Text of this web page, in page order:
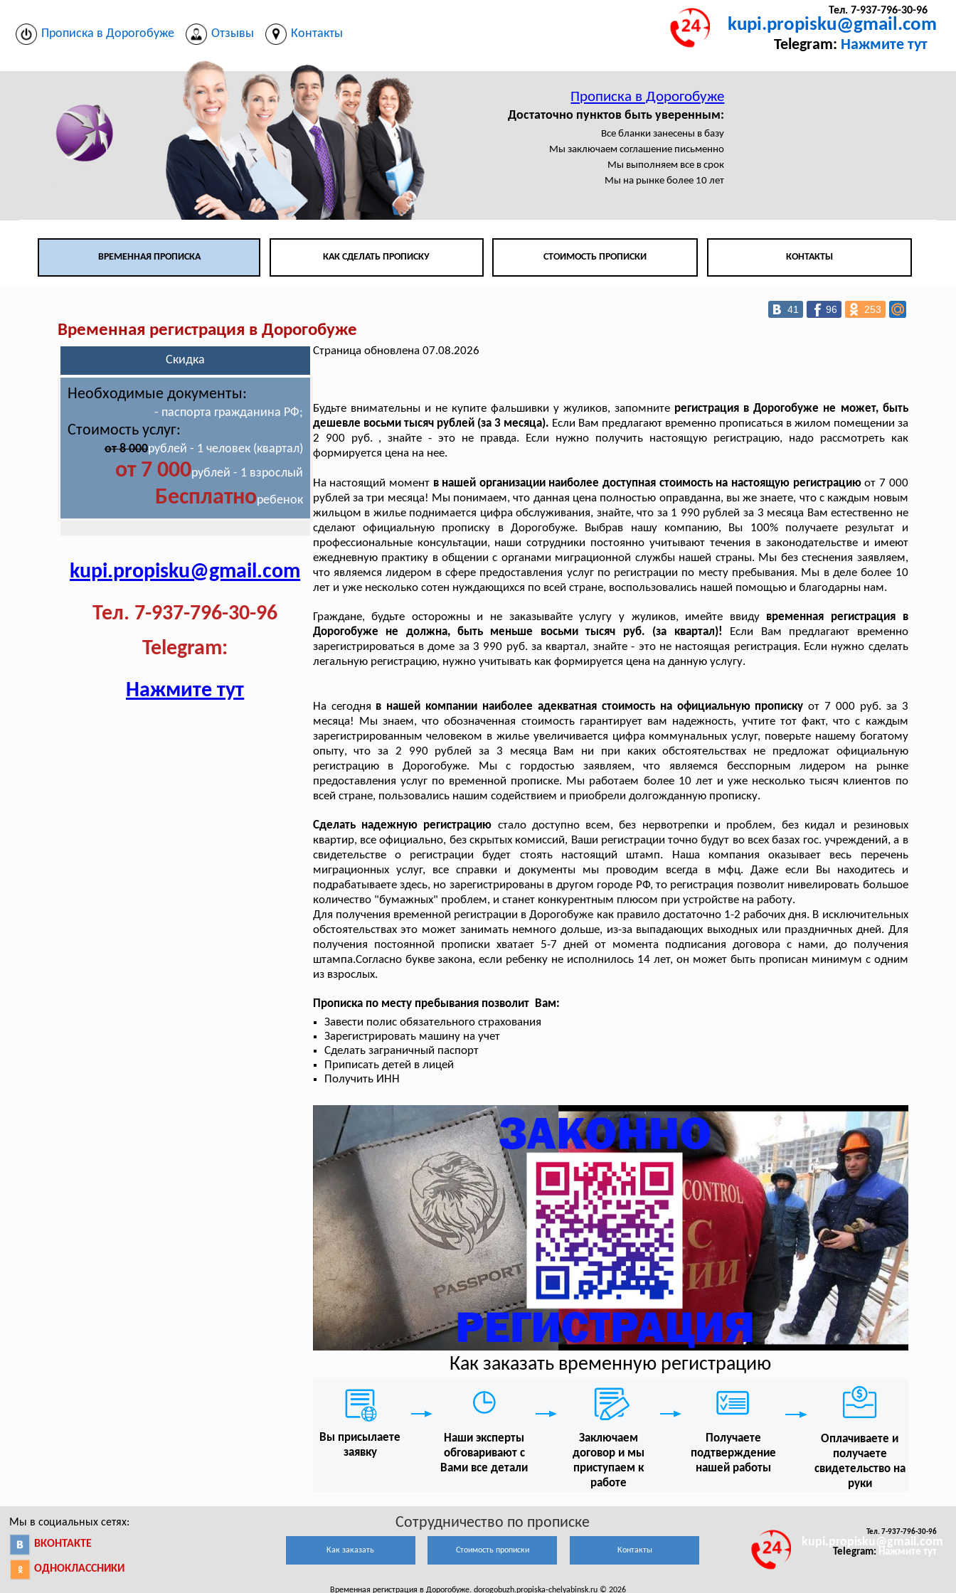
Прописка в Дорогобуже Отзывы Контакты
Тел. 7-937-796-30-96
kupi.propisku@gmail.com
Telegram: Нажмите тут
Прописка в Дорогобуже
Достаточно пунктов быть уверенным:
Все бланки занесены в базу
Мы заключаем соглашение письменно
Мы выполняем все в срок
Мы на рынке более 10 лет
ВРЕМЕННАЯ ПРОПИСКА КАК СДЕЛАТЬ ПРОПИСКУ СТОИМОСТЬ ПРОПИСКИ КОНТАКТЫ
41 96 253
Временная регистрация в Дорогобуже
Скидка
Необходимые документы:
- паспорта гражданина РФ;
Стоимость услуг:
от 8 000рублей - 1 человек (квартал)
от 7 000рублей - 1 взрослый
Бесплатноребенок
kupi.propisku@gmail.com
Тел. 7-937-796-30-96
Telegram:
Нажмите тут
Страница обновлена 07.08.2026
Будьте внимательны и не купите фальшивки у жуликов, запомните регистрация в Дорогобуже не может, быть
дешевле восьми тысяч рублей (за 3 месяца). Если Вам предлагают временно прописаться в жилом помещении за
2 900 руб. , знайте - это не правда. Если нужно получить настоящую регистрацию, надо рассмотреть как
формируется цена на нее.
На настоящий моментв нашей организации наиболее доступная стоимость на настоящую регистрациюот 7 000
рублей за три месяца! Мы понимаем, что данная цена полностью оправданна, вы же знаете, что с каждым новым
жильцом в жилье поднимается цифра обслуживания, знайте, что за 1 990 рублей за 3 месяца Вам естественно не
сделают официальную прописку в Дорогобуже. Выбрав нашу компанию, Вы 100% получаете результат и
профессиональные консультации, наши сотрудники постоянно учитывают течения в законодательстве и имеют
ежедневную практику в общении с органами миграционной службы нашей страны. Мы без стеснения заявляем,
что являемся лидером в сфере предоставления услуг по регистрации по месту пребывания. Мы в деле более 10
лет и уже несколько сотен нуждающихся по всей стране, воспользовались нашей помощью и благодарны нам.
Граждане, будьте осторожны и не заказывайте услугу у жуликов, имейте ввиду временная регистрация в
Дорогобуже не должна, быть меньше восьми тысяч руб. (за квартал)!
Если Вам предлагают временно
зарегистрироваться в доме за 3 990 руб. за квартал, знайте - это не настоящая регистрация. Если нужно сделать
легальную регистрацию, нужно учитывать как формируется цена на данную услугу.
На сегодня в нашей компании наиболее адекватная стоимость на официальную пропискуот 7 000 руб. за 3
месяца! Мы знаем, что обозначенная стоимость гарантирует вам надежность, учтите тот факт, что с каждым
зарегистрированным человеком в жилье увеличивается цифра коммунальных услуг, поверьте нашему богатому
опыту, что за 2 990 рублей за 3 месяца Вам ни при каких обстоятельствах не предложат официальную
регистрацию в Дорогобуже. Мы с гордостью заявляем, что являемся бесспорным лидером на рынке
предоставления услуг по временной прописке. Мы работаем более 10 лет и уже несколько тысяч клиентов по
всей стране, пользовались нашим содействием и приобрели долгожданную прописку.
Сделать надежную регистрацию стало доступно всем, без нервотрепки и проблем, без кидал и резиновых
квартир, все официально, без скрытых комиссий, Ваши регистрации точно будут во всех базах гос. учреждений, а в
свидетельстве о регистрации будет стоять настоящий штамп. Наша компания оказывает весь перечень
миграционных услуг, все справки и документы мы проводим всегда в мфц. Даже если Вы находитесь и
подрабатываете здесь, но зарегистрированы в другом городе РФ, то регистрация позволит нивелировать большое
количество "бумажных" проблем, и станет конкурентным плюсом при устройстве на работу.
Для получения временной регистрации в Дорогобуже как правило достаточно 1-2 рабочих дня. В исключительных
обстоятельствах это может занимать немного дольше, из-за выпадающих выходных или праздничных дней. Для
получения постоянной прописки хватает 5-7 дней от момента подписания договора с нами, до получения
штампа.Согласно букве закона, если ребенку не исполнилось 14 лет, он может быть прописан минимум с одним
из взрослых.
Прописка по месту пребывания позволит Вам:
Завести полис обязательного страхования
Зарегистрировать машину на учет
Сделать заграничный паспорт
Приписать детей в лицей
Получить ИНН
Как заказать временную регистрацию
Вы присылаете
заявку
Наши эксперты
обговаривают с
Вами все детали
Заключаем
договор и мы
приступаем к
работе
Получаете
подтверждение
нашей работы
Оплачиваете и
получаете
свидетельство на
руки
Мы в социальных сетях:
ВКОНТАКТЕ
ОДНОКЛАССНИКИ
Сотрудничество по прописке
Как заказать Стоимость прописки Контакты
Тел. 7-937-796-30-96
kupi.propisku@gmail.com
Telegram: Нажмите тут
Временная регистрация в Дорогобуже. dorogobuzh.propiska-chelyabinsk.ru © 2026